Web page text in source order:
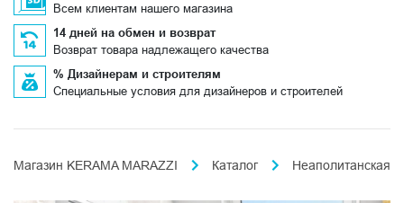
Всем клиентам нашего магазина
14 дней на обмен и возврат
Возврат товара надлежащего качества
% Дизайнерам и строителям
Специальные условия для дизайнеров и строителей
Магазин KERAMA MARAZZI Каталог Неаполитанская